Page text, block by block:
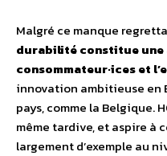
Malgré ce manque
durabilité constitue une
consommateur·ices et
innovation ambitieuse en
pays, comme la Belgique.
même tardive, et aspire à
largement d’exemple au